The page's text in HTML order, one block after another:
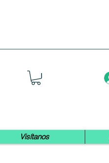
Visítanos